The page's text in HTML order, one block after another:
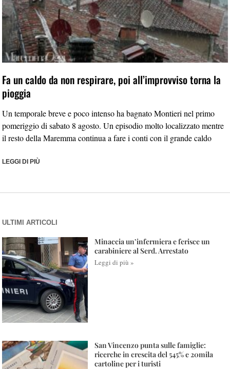
Fa un caldo da non respirare, poi all’improvviso torna la
pioggia
Un temporale breve e poco intenso ha bagnato Montieri nel primo
pomeriggio di sabato 8 agosto. Un episodio molto localizzato mentre
il resto della Maremma continua a fare i conti con il grande caldo
LEGGI DI PIÙ
ULTIMI ARTICOLI
Minaccia un’infermiera e ferisce un
carabiniere al Serd. Arrestato
Leggi di più »
San Vincenzo punta sulle famiglie:
ricerche in crescita del 545% e 20mila
cartoline per i turisti